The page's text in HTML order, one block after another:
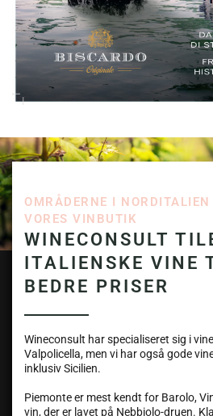
OMRÅDERNE I
VORES VINBUTIK
WINECONSULT
ITALIENSKE VINE
BEDRE PRISER
Wineconsult har specialiseret sig i
Valpolicella, men vi har også gode
inklusiv Sicilien.
Piemonte er mest kendt for Barolo,
vin, der er lavet på Nebbiolo-druen.